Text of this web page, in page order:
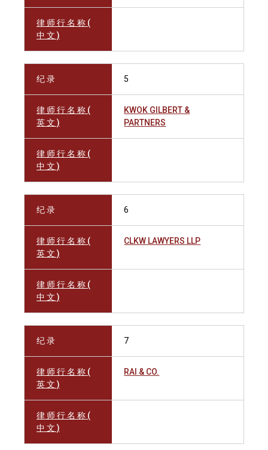
律 师 行 名 称 (
中 文 )
纪 录 5
律 师 行 名 称 (
英 文 )
KWOK GILBERT &
PARTNERS
律 师 行 名 称 (
中 文 )
纪 录 6
律 师 行 名 称 (
英 文 )
CLKW LAWYERS LLP
律 师 行 名 称 (
中 文 )
纪 录 7
律 师 行 名 称 (
英 文 )
RAI & CO.
律 师 行 名 称 (
中 文 )